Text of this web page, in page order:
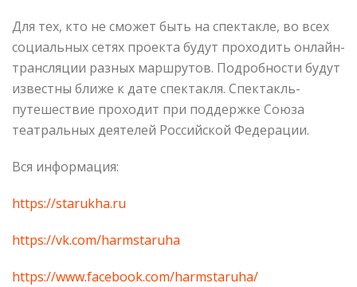
Для тех, кто не сможет быть на спектакле, во всех
социальных сетях проекта будут проходить онлайн-
трансляции разных маршрутов. Подробности будут
известны ближе к дате спектакля. Спектакль-
путешествие проходит при поддержке Союза
театральных деятелей Российской Федерации.
Вся информация:
https://starukha.ru
https://vk.com/harmstaruha
https://www.facebook.com/harmstaruha/